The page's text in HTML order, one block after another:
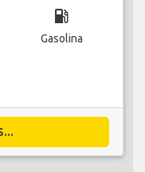
local_gas_station
Gasolina